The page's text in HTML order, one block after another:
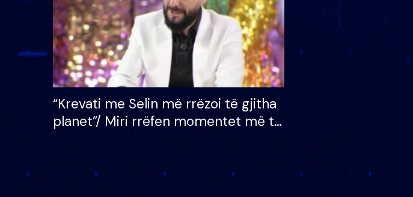
“Krevati me Selin më rrëzoi të gjitha
planet”/ Miri rrëfen momentet më të
bukura në shtëpinë e BB VIP: Do më